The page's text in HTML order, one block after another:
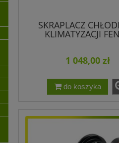
SKRAPLACZ
KLIMATYZACJI
H716550061100
1 048,00 zł
do koszyka